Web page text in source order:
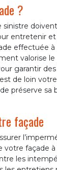
?
entretenir
effectuée
valorise
garantir
de loin
préserve sa
façade
façade à
les